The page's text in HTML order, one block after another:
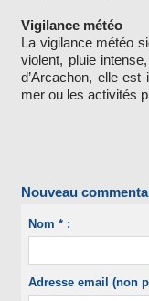
Vigilance météo
La vigilance météo
violent, pluie
d’Arcachon, elle
mer ou les activités
Nouveau
Nom * :
Adresse email (non